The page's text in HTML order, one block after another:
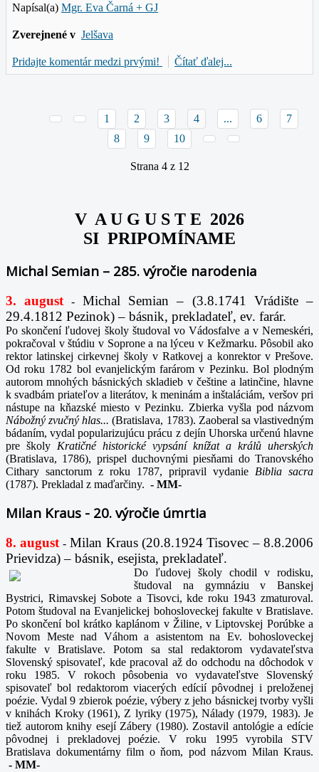
Napísal(a) Mgr. Eva Čarná + GJ
Zverejnené v Jelšava
Pridajte komentár medzi prvými! Čítať ďalej...
1 2 3 4 ... 6
7
8
9 10
Strana 4 z 12
V A U G U S T E 2026
SI PRIPOMÍNAME
Michal Semian – 285. výročie narodenia
3. august -Michal Semian – (3.8.1741 Vrádište –
29.4.1812 Pezinok) – básnik, prekladateľ, ev. farár.
Po skončení ľudovej školy študoval vo Vádosfalve a v Nemeskéri,
pokračoval v štúdiu v Soprone a na lýceu v Kežmarku. Pôsobil ako
rektor latinskej cirkevnej školy v Ratkovej a konrektor v Prešove.
Od roku 1782 bol evanjelickým farárom v Pezinku. Bol plodným
autorom mnohých básnických skladieb v češtine a latinčine, hlavne
k svadbám priateľov a literátov, k meninám a inštaláciám, veršov pri
nástupe na kňazské miesto v Pezinku. Zbierka vyšla pod názvom
Nábožný zvučný hlas...(Bratislava, 1783). Zaoberal sa vlastivedným
bádaním, vydal popularizujúcu prácu z dejín Uhorska určenú hlavne
pre školy Kratičné historické vypsání knížat a králů uherských
(Bratislava, 1786), prispel duchovnými piesňami do Tranovského
Cithary sanctorum z roku 1787, pripravil vydanie Biblia sacra
(1787). Prekladal z maďarčiny. - MM-
Milan Kraus - 20. výročie úmrtia
8. august -Milan Kraus (20.8.1924 Tisovec – 8.8.2006
Prievidza) – básnik, esejista, prekladateľ.
Do ľudovej školy chodil v rodisku,
študoval na gymnáziu v Banskej
Bystrici, Rimavskej Sobote a Tisovci, kde roku 1943 zmaturoval.
Potom študoval na Evanjelickej bohosloveckej fakulte v Bratislave.
Po skončení bol krátko kaplánom v Žiline, v Liptovskej Porúbke a
Novom Meste nad Váhom a asistentom na Ev. bohosloveckej
fakulte v Bratislave. Potom sa stal redaktorom vydavateľstva
Slovenský spisovateľ, kde pracoval až do odchodu na dôchodok v
roku 1985. V rokoch pôsobenia vo vydavateľstve Slovenský
spisovateľ bol redaktorom viacerých edícií pôvodnej i preloženej
poézie. Vydal 9 zbierok poézie, výbery z jeho básnickej tvorby vyšli
v knihách Kroky (1961), Z lyriky (1975), Nálady (1979, 1983). Je
tiež autorom knihy esejí Zábery (1980). Zostavil antológie a edície
pôvodnej i prekladovej poézie. V roku 1995 vyrobila STV
Bratislava dokumentárny film o ňom, pod názvom Milan Kraus.
- MM-